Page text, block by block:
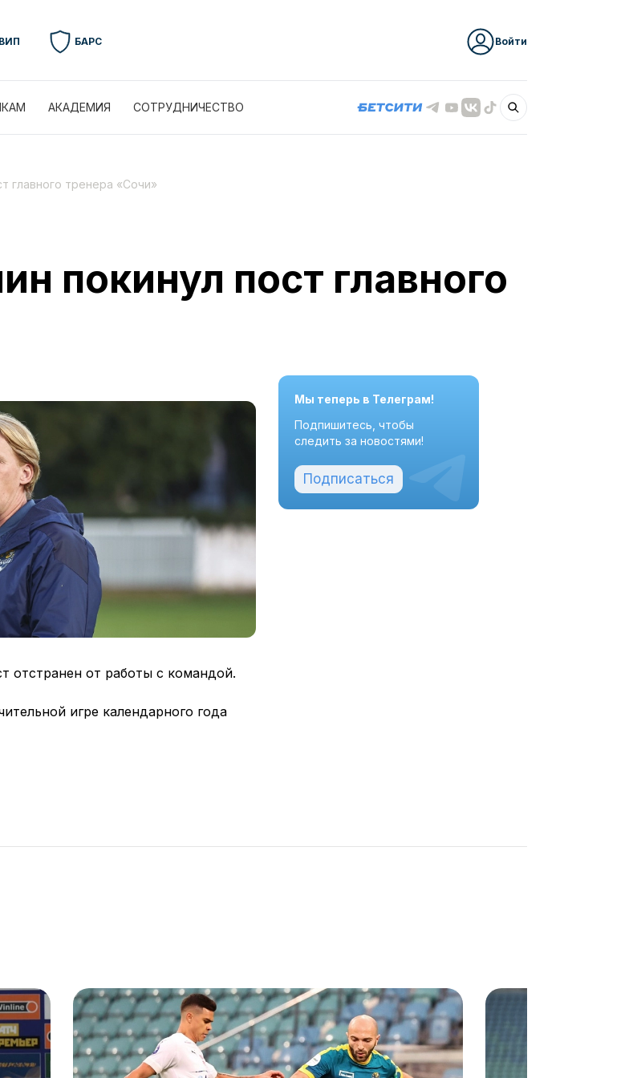
ВИП БАРС Войти
АКАДЕМИЯ СОТРУДНИЧЕСТВО
главного тренера «Сочи»
покинул пост главного
отстранен от работы с командой.
игре календарного года
Мы теперь в Телеграм!
Подпишитесь, чтобы
следить за новостями!
Подписаться